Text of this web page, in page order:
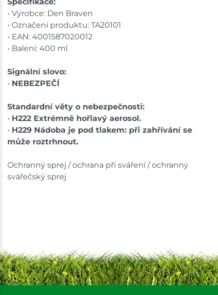
• Výrobce: Den Braven
• Označení produktu: TA20101
• EAN: 4001587020012
• Balení: 400 ml
Signální slovo:
• NEBEZPEČÍ
Standardní věty o nebezpečnosti:
• H222 Extrémně hořlavý aerosol.
• H229 Nádoba je pod tlakem: při zahřívání se
může roztrhnout.
Ochranný sprej / ochrana při sváření / ochranný
svářečský sprej